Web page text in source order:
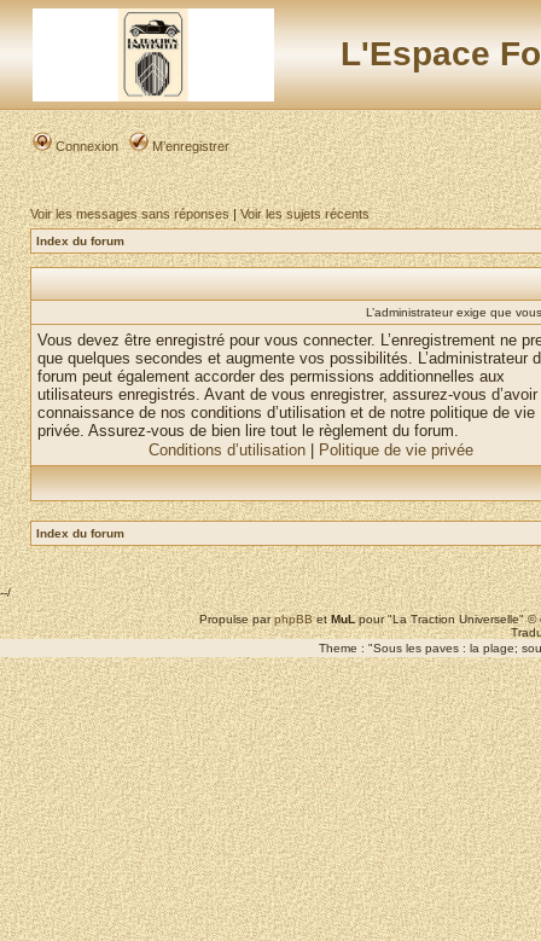
L'Espace
Connexion M’enregistrer
Voir les messages sans réponses|Voir les sujets récents
Index du forum
L’administrateur exige que
Vous devez être enregistré pour vous connecter. L’enregistrement ne
que quelques secondes et augmente vos possibilités. L’administrateur
forum peut également accorder des permissions additionnelles aux
utilisateurs enregistrés. Avant de vous enregistrer, assurez-vous
connaissance de nos conditions d’utilisation et de notre politique de vie
privée. Assurez-vous de bien lire tout le règlement du forum.
Conditions d’utilisation
Politique de vie privée
Index du forum
--/
Propulse parphpBBetMuLpour "La Traction Universelle"
Theme : "Sous les paves : la plage;